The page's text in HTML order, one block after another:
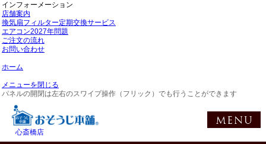
インフォーメーション
店舗案内
換気扇フィルター定期交換サービス
エアコン2027年問題
ご注文の流れ
お問い合わせ
ホーム
メニューを閉じる
パネルの開閉は左右のスワイプ操作（フリック）でも行うことができます
心斎橋店